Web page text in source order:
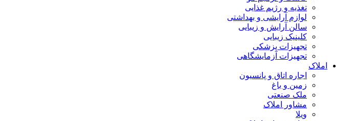
تغذیه و رژیم غذایی
لوازم آرایشی و بهداشتی
سالن آرایش و زیبایی
کلینیک زیبایی
تجهیزات پزشکی
تجهیزات آزمایشگاهی
املاک
اجاره اتاق و پانسیون
زمین و باغ
ملک صنعتی
مشاور املاک
ویلا